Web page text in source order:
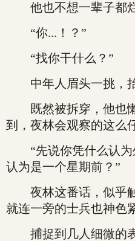
他也不想一辈子都烂
“你...！？”
“找你干什么？”
中年人眉头一挑，抬
既然被拆穿，他也懒
到，夜林会观察的这么
“先说你凭什么认为
认为是一个星期前？”
夜林这番话，似乎触
就连一旁的士兵也神色
捕捉到几人细微的表